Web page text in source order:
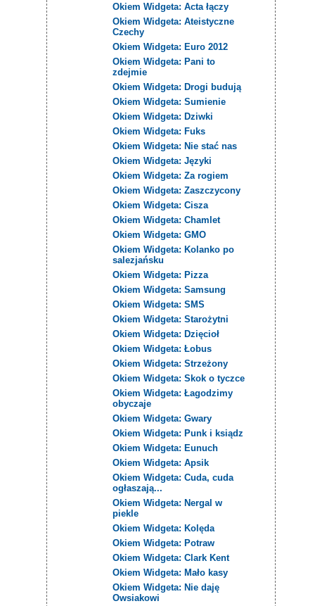
Okiem Widgeta: Acta łączy
Okiem Widgeta: Ateistyczne
Czechy
Okiem Widgeta: Euro 2012
Okiem Widgeta: Pani to
zdejmie
Okiem Widgeta: Drogi budują
Okiem Widgeta: Sumienie
Okiem Widgeta: Dziwki
Okiem Widgeta: Fuks
Okiem Widgeta: Nie stać nas
Okiem Widgeta: Języki
Okiem Widgeta: Za rogiem
Okiem Widgeta: Zaszczycony
Okiem Widgeta: Cisza
Okiem Widgeta: Chamlet
Okiem Widgeta: GMO
Okiem Widgeta: Kolanko po
salezjańsku
Okiem Widgeta: Pizza
Okiem Widgeta: Samsung
Okiem Widgeta: SMS
Okiem Widgeta: Starożytni
Okiem Widgeta: Dzięcioł
Okiem Widgeta: Łobus
Okiem Widgeta: Strzeżony
Okiem Widgeta: Skok o tyczce
Okiem Widgeta: Łagodzimy
obyczaje
Okiem Widgeta: Gwary
Okiem Widgeta: Punk i ksiądz
Okiem Widgeta: Eunuch
Okiem Widgeta: Apsik
Okiem Widgeta: Cuda, cuda
ogłaszają...
Okiem Widgeta: Nergal w
piekle
Okiem Widgeta: Kolęda
Okiem Widgeta: Potraw
Okiem Widgeta: Clark Kent
Okiem Widgeta: Mało kasy
Okiem Widgeta: Nie daję
Owsiakowi